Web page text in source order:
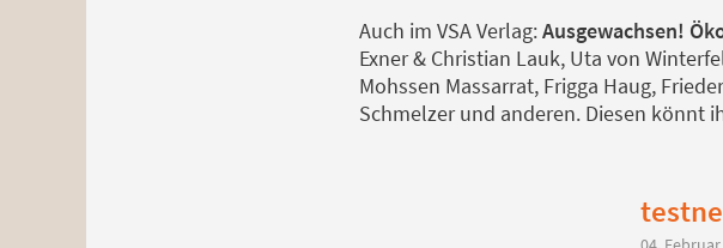
Auch im VSA Verlag:Ausgewachsen!
Exner & Christian Lauk, Uta von
Mohssen Massarrat, Frigga Haug,
Schmelzer und anderen. Diesen könnt